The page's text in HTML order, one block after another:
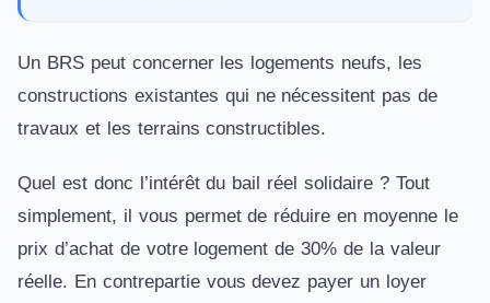
Un BRS peut concerner les logements neufs, les
constructions existantes qui ne nécessitent pas de
travaux et les terrains constructibles.
Quel est donc l’intérêt du bail réel solidaire ? Tout
simplement, il vous permet de réduire en moyenne le
prix d’achat de votre logement de 30% de la valeur
réelle. En contrepartie vous devez payer un loyer